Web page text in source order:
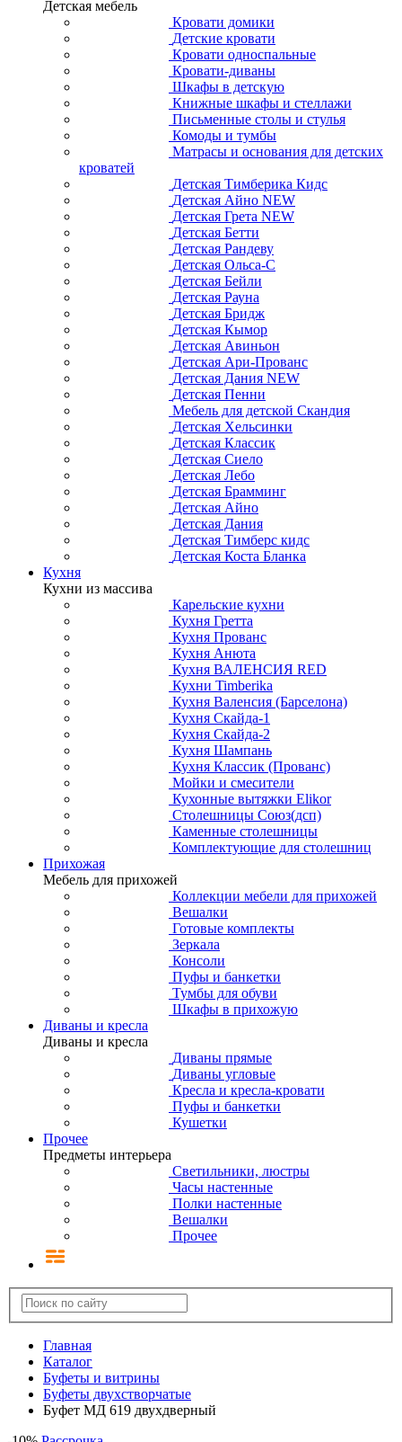
Детская мебель
Кровати домики
Детские кровати
Кровати односпальные
Кровати-диваны
Шкафы в детскую
Книжные шкафы и стеллажи
Письменные столы и стулья
Комоды и тумбы
Матрасы и основания для детских
кроватей
Детская Тимберика Кидс
Детская Айно NEW
Детская Грета NEW
Детская Бетти
Детская Рандеву
Детская Ольса-С
Детская Бейли
Детская Рауна
Детская Бридж
Детская Кымор
Детская Авиньон
Детская Ари-Прованс
Детская Дания NEW
Детская Пенни
Мебель для детской Скандия
Детская Хельсинки
Детская Классик
Детская Сиело
Детская Лебо
Детская Брамминг
Детская Айно
Детская Дания
Детская Тимберс кидс
Детская Коста Бланка
Кухня
Кухни из массива
Карельские кухни
Кухня Гретта
Кухня Прованс
Кухня Анюта
Кухня ВАЛЕНСИЯ RED
Кухни Timberika
Кухня Валенсия (Барселона)
Кухня Скайда-1
Кухня Скайда-2
Кухня Шампань
Кухня Классик (Прованс)
Мойки и смесители
Кухонные вытяжки Elikor
Столешницы Союз(дсп)
Каменные столешницы
Комплектующие для столешниц
Прихожая
Мебель для прихожей
Коллекции мебели для прихожей
Вешалки
Готовые комплекты
Зеркала
Консоли
Пуфы и банкетки
Тумбы для обуви
Шкафы в прихожую
Диваны и кресла
Диваны и кресла
Диваны прямые
Диваны угловые
Кресла и кресла-кровати
Пуфы и банкетки
Кушетки
Прочее
Предметы интерьера
Светильники, люстры
Часы настенные
Полки настенные
Вешалки
Прочее
Главная
Каталог
Буфеты и витрины
Буфеты двухстворчатые
Буфет МД 619 двухдверный